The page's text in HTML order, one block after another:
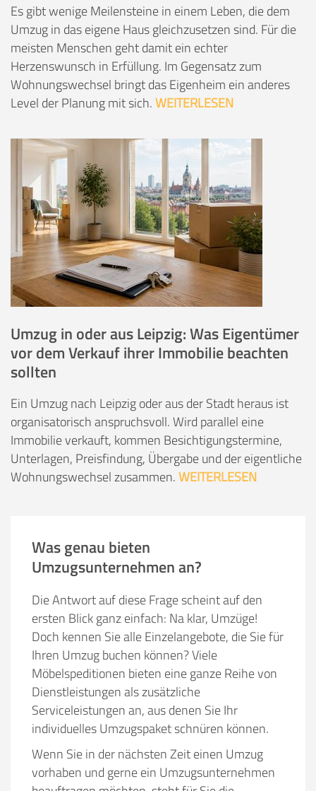
Es gibt wenige Meilensteine in einem Leben, die dem
Umzug in das eigene Haus gleichzusetzen sind. Für die
meisten Menschen geht damit ein echter
Herzenswunsch in Erfüllung. Im Gegensatz zum
Wohnungswechsel bringt das Eigenheim ein anderes
Level der Planung mit sich.WEITERLESEN
Umzug in oder aus Leipzig: Was Eigentümer
vor dem Verkauf ihrer Immobilie beachten
sollten
Ein Umzug nach Leipzig oder aus der Stadt heraus ist
organisatorisch anspruchsvoll. Wird parallel eine
Immobilie verkauft, kommen Besichtigungstermine,
Unterlagen, Preisfindung, Übergabe und der eigentliche
Wohnungswechsel zusammen.WEITERLESEN
Was genau bieten
Umzugsunternehmen an?
Die Antwort auf diese Frage scheint auf den
ersten Blick ganz einfach: Na klar, Umzüge!
Doch kennen Sie alle Einzelangebote, die Sie für
Ihren Umzug buchen können? Viele
Möbelspeditionen bieten eine ganze Reihe von
Dienstleistungen als zusätzliche
Serviceleistungen an, aus denen Sie Ihr
individuelles Umzugspaket schnüren können.
Wenn Sie in der nächsten Zeit einen Umzug
vorhaben und gerne ein Umzugsunternehmen